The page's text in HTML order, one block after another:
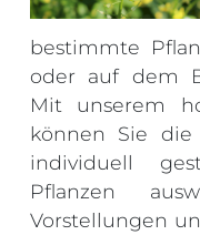
bestimmte
oder auf dem
Mit unserem
können Sie
individuell
Pflanzen
Vorstellungen